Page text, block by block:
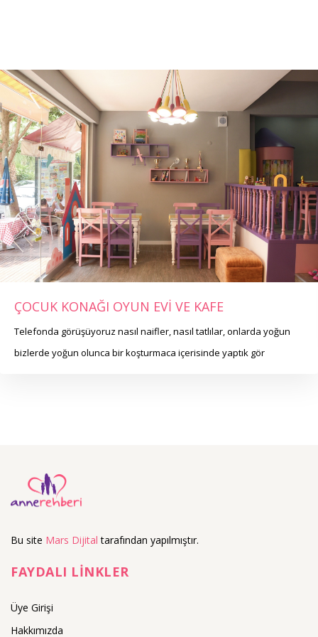
ÇOCUK KONAĞI OYUN EVİ VE KAFE
Telefonda görüşüyoruz nasıl naifler, nasıl tatlılar, onlarda yoğun
bizlerde yoğun olunca bir koşturmaca içerisinde yaptık gör
Bu site Mars Dijital tarafından yapılmıştır.
FAYDALI LİNKLER
Üye Girişi
Hakkımızda